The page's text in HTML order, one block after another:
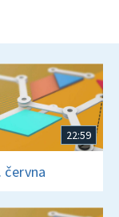
22:59
června